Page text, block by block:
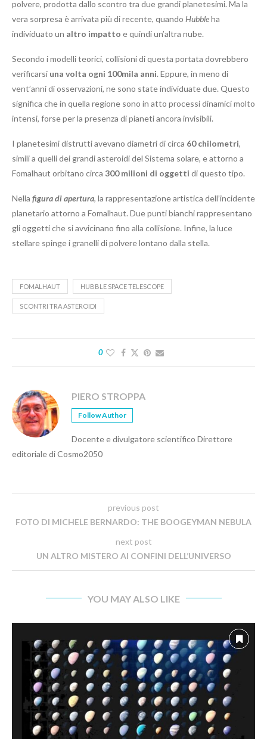
polvere, prodotta dallo scontro tra due grandi planetesimi. Ma la
vera sorpresa è arrivata più di recente, quando Hubbleha
individuato un altro impatto e quindi un’altra nube.
Secondo i modelli teorici, collisioni di questa portata dovrebbero
verificarsi una volta ogni 100mila anni. Eppure, in meno di
vent’anni di osservazioni, ne sono state individuate due. Questo
significa che in quella regione sono in atto processi dinamici molto
intensi, forse per la presenza di pianeti ancora invisibili.
I planetesimi distrutti avevano diametri di circa 60 chilometri,
simili a quelli dei grandi asteroidi del Sistema solare, e attorno a
Fomalhaut orbitano circa 300 milioni di oggetti di questo tipo.
Nella figura di apertura, la rappresentazione artistica dell’incidente
planetario attorno a Fomalhaut. Due punti bianchi rappresentano
gli oggetti che si avvicinano fino alla collisione. Infine, la luce
stellare spinge i granelli di polvere lontano dalla stella.
FOMALHAUT HUBBLE SPACE TELESCOPE
SCONTRI TRA ASTEROIDI
0
PIERO STROPPA
Follow Author
Docente e divulgatore scientifico Direttore
editoriale di Cosmo2050
previous post
FOTO DI MICHELE BERNARDO: THE BOOGEYMAN NEBULA
next post
UN ALTRO MISTERO AI CONFINI DELL’UNIVERSO
YOU MAY ALSO LIKE